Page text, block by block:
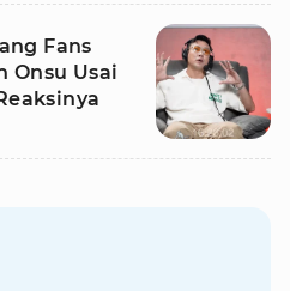
Fans
Onsu Usai